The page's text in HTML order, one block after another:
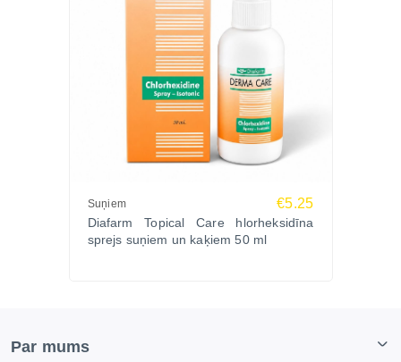
Suņiem €5.25
Diafarm Topical Care hlorheksidīna
sprejs suņiem un kaķiem 50 ml
Par mums